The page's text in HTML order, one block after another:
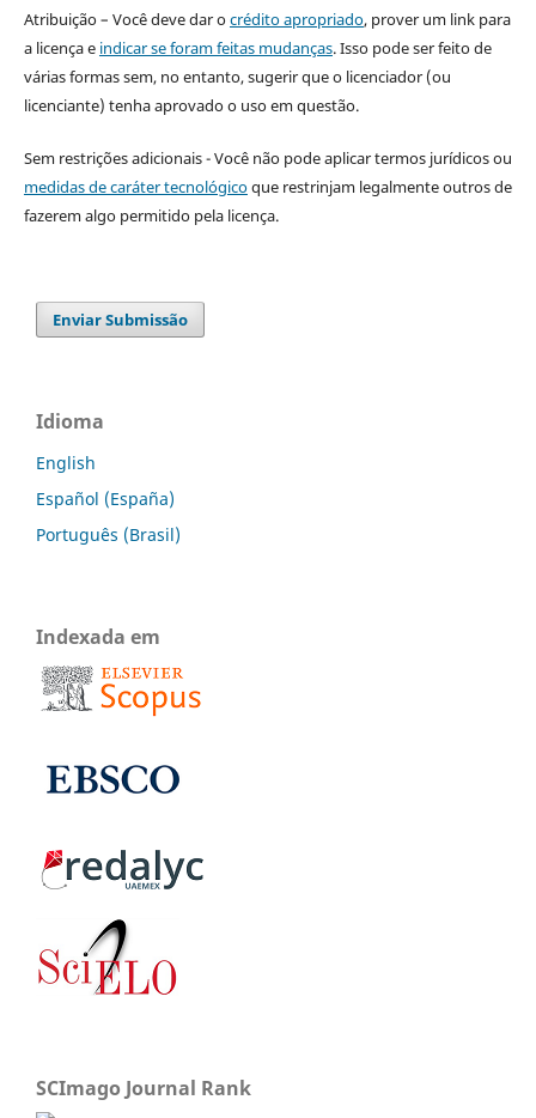
Atribuição – Você deve dar ocrédito apropriado, prover um link para
a licença e indicar se foram feitas mudanças. Isso pode ser feito de
várias formas sem, no entanto, sugerir que o licenciador (ou
licenciante) tenha aprovado o uso em questão.
Sem restrições adicionais - Você não pode aplicar termos jurídicos ou
medidas de caráter tecnológicoque restrinjam legalmente outros de
fazerem algo permitido pela licença.
Enviar Submissão
Idioma
English
Español (España)
Português (Brasil)
Indexada em
SCImago Journal Rank